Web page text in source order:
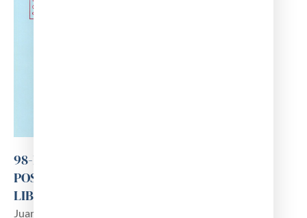
98-LA OBRA DE CAYETANO GARVISO (1807-
POST. 1871). CIRUJANO VASCO-NAVARRO
LIBERAL EN AMÉRICA
Juan Ignacio Gil Pérez